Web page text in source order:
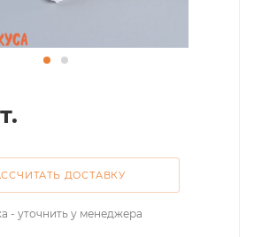
ДОСТАВКУ
- уточнить у менеджера